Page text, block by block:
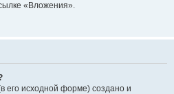
«Вложения».
его исходной форме) создано и